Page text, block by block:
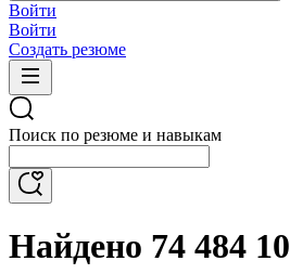
Войти
Войти
Создать резюме
Поиск по резюме и навыкам
Найдено 74 484